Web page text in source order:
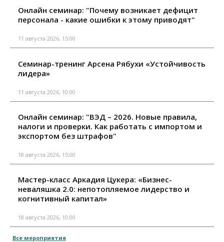
Онлайн семинар: "Почему возникает дефицит
персонала - какие ошибки к этому приводят"
11 августа 2026, 15:00
Семинар-тренинг Арсена Рябухи «Устойчивость
лидера»
11 августа 2026, 10:00
Онлайн семинар: "ВЭД – 2026. Новые правила,
налоги и проверки. Как работать с импортом и
экспортом без штрафов"
18 августа 2026, 15:00
Мастер-класс Аркадия Цукера: «Бизнес-
неваляшка 2.0: непотопляемое лидерство и
когнитивный капитал»
18 августа 2026, 10:00
Все мероприятия